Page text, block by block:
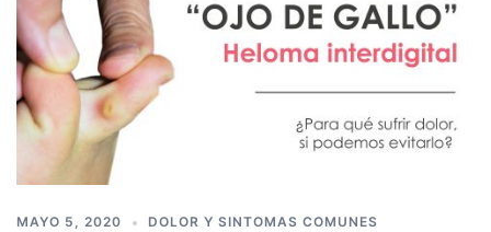
MAYO 5, 2020 DOLOR Y SINTOMAS COMUNES